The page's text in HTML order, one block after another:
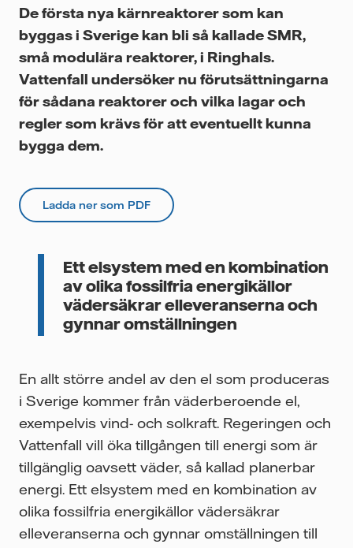
De första nya kärnreaktorer som kan
byggas i Sverige kan bli så kallade SMR,
små modulära reaktorer, i Ringhals.
Vattenfall undersöker nu förutsättningarna
för sådana reaktorer och vilka lagar och
regler som krävs för att eventuellt kunna
bygga dem.
Ladda ner som PDF
Ett elsystem med en kombination
av olika fossilfria energikällor
vädersäkrar elleveranserna och
gynnar omställningen
En allt större andel av den el som produceras
i Sverige kommer från väderberoende el,
exempelvis vind- och solkraft. Regeringen och
Vattenfall vill öka tillgången till energi som är
tillgänglig oavsett väder, så kallad planerbar
energi. Ett elsystem med en kombination av
olika fossilfria energikällor vädersäkrar
elleveranserna och gynnar omställningen till